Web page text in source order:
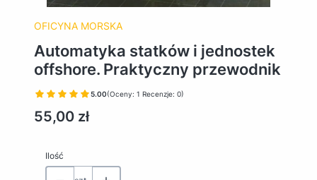
OFICYNA MORSKA
Automatyka statków i jednostek
offshore. Praktyczny przewodnik
5.00(Oceny: 1 Recenzje: 0)
Cena
55,00 zł
Ilość